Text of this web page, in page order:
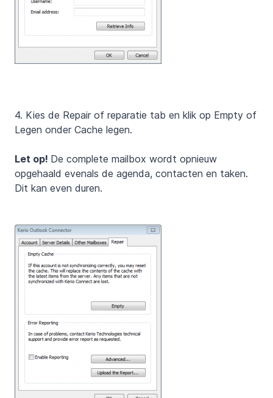
4. Kies de Repair of reparatie tab en klik op Empty of
Legen onder Cache legen.
Let op! De complete mailbox wordt opnieuw
opgehaald evenals de agenda, contacten en taken.
Dit kan even duren.